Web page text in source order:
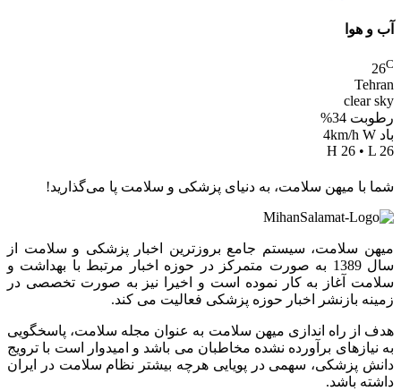
آب و هوا
26C
Tehran
clear sky
رطوبت 34%
باد 4km/h W
H 26 • L 26
شما با میهن سلامت، به دنیای پزشکی و سلامت پا می‌گذارید!
میهن سلامت، سیستم جامع بروزترین اخبار پزشکی و سلامت از
سال 1389 به صورت متمرکز در حوزه اخبار مرتبط با بهداشت و
سلامت آغاز به کار نموده است و اخیرا نیز به صورت تخصصی در
زمینه بازنشر اخبار حوزه پزشکی فعالیت می کند.
هدف از راه اندازی میهن سلامت به عنوان مجله سلامت، پاسخگویی
به نیازهای برآورده نشده مخاطبان می باشد و امیدوار است با ترویج
دانش پزشکی، سهمی در پویایی هرچه بیشتر نظام سلامت در ایران
داشته باشد.